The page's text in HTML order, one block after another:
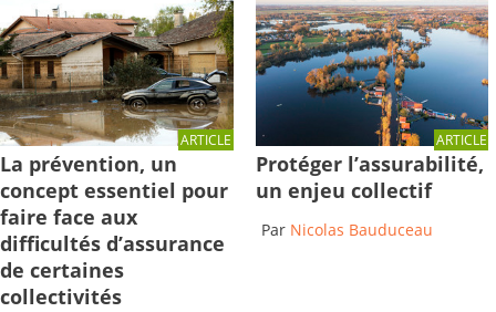
ARTICLE
La prévention, un
concept essentiel pour
faire face aux
difficultés d’assurance
de certaines
collectivités
ARTICLE
Protéger l’assurabilité,
un enjeu collectif
Par Nicolas Bauduceau